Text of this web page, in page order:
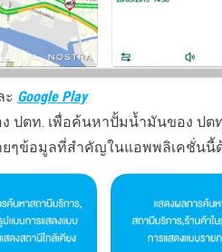
Google Play
ปตท. เพื่อค้นหาปั้มน้ำมันของ ปต
ยๆข้อมูลที่สำคัญในแอพพลิเคชั่นนี้